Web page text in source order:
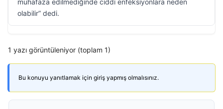
muhafaza edilmediğinde ciddi enfeksiyonlara neden
olabilir” dedi.
1 yazı görüntüleniyor (toplam 1)
Bu konuyu yanıtlamak için giriş yapmış olmalısınız.